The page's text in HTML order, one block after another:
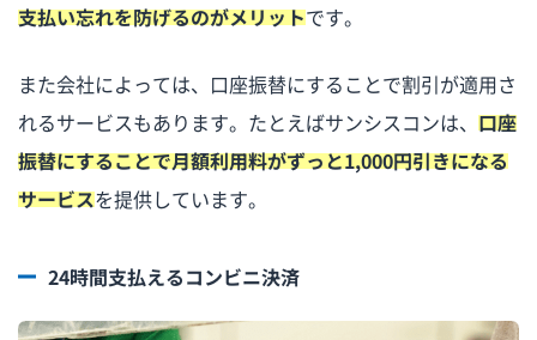
支払い忘れを防げるのがメリットです。
また会社によっては、口座振替にすることで割引が適用さ
れるサービスもあります。たとえばサンシスコンは、 口座
振替にすることで月額利用料がずっと1,000円引きになる
サービスを提供しています。
24時間支払えるコンビニ決済